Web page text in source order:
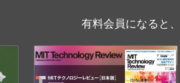
有料会員になると